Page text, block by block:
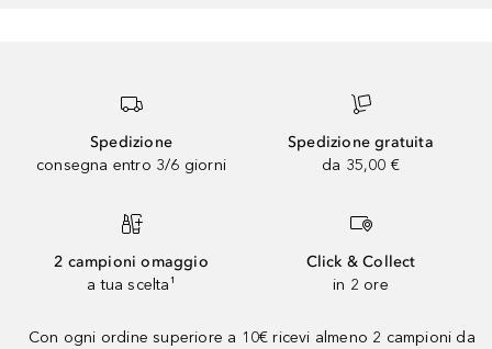
Spedizione
consegna entro 3/6 giorni
Spedizione gratuita
da 35,00 €
2 campioni omaggio
a tua scelta¹
Click & Collect
in 2 ore
Con ogni ordine superiore a 10€ ricevi almeno 2 campioni da